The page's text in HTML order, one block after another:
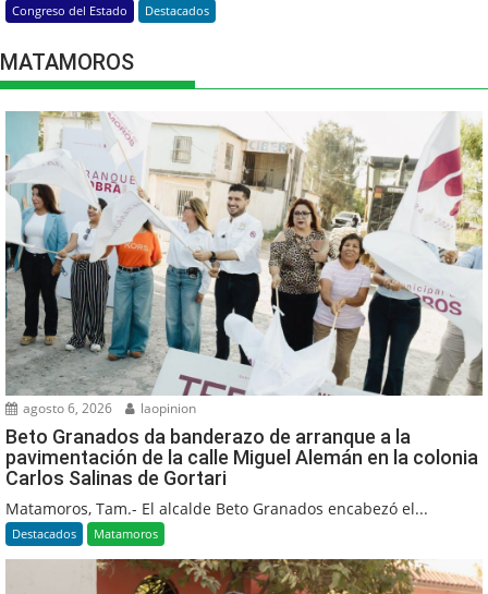
Congreso del Estado Destacados
MATAMOROS
agosto 6, 2026 laopinion
Beto Granados da banderazo de arranque a la
pavimentación de la calle Miguel Alemán en la colonia
Carlos Salinas de Gortari
Matamoros, Tam.- El alcalde Beto Granados encabezó el...
Destacados Matamoros